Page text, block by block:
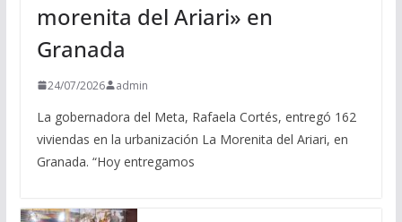
morenita del Ariari» en
Granada
24/07/2026 admin
La gobernadora del Meta, Rafaela Cortés, entregó 162
viviendas en la urbanización La Morenita del Ariari, en
Granada. “Hoy entregamos